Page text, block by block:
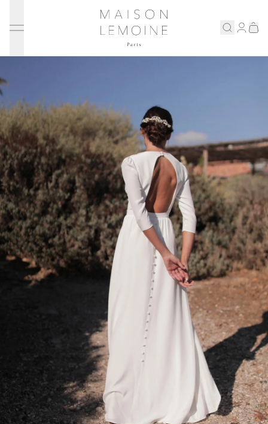
Notre maison
Prenons rendez-vous
ENGLISH
Maison Lemoine